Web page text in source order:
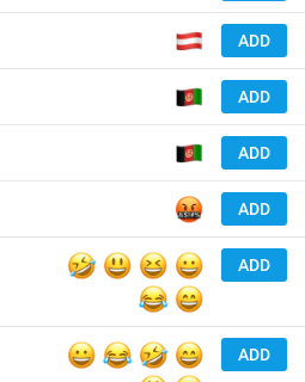
ADD
ADD
ADD
ADD
ADD
ADD